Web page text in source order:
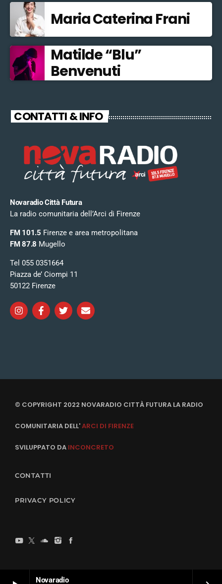
Novaradio
Maria Caterina Frani
Matilde “Blu”
Benvenuti
CONTATTI & INFO
Novaradio Città Futura
La radio comunitaria dell’Arci di Firenze
FM 101.5 Firenze e area metropolitana
FM 87.8 Mugello
Tel 055 0351664
Piazza de’ Ciompi 11
50122 Firenze
© COPYRIGHT 2022 NOVARADIO CITTÀ FUTURA LA RADIO
COMUNITARIA DELL'ARCI DI FIRENZE
SVILUPPATO DA INCONCRETO
CONTATTI
PRIVACY POLICY